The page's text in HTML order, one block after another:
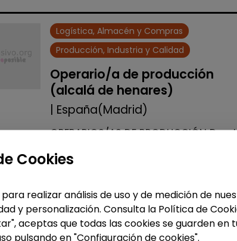
Logística, Almacén y Compras
Producción, Industria y Calidad
Operario/a de producción
(alcalá de henares)
| España(Madrid)
OPERARIOS/AS DE PRODUCCIÓN
producción con discapacidad igual
instala...
Me interesa
Cookies
realizar análisis de uso y de medición de
y personalización. Consulta la Política de
aceptas que todas las cookies se guarden en
pulsando en "Configuración de cookies".